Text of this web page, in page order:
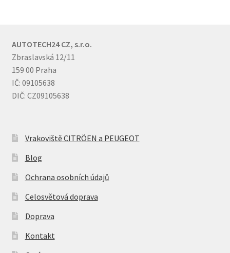
AUTOTECH24 CZ, s.r.o.
Zbraslavská 12/11
159 00 Praha
IČ: 09105638
DIČ: CZ09105638
Vrakoviště CITRÖEN a PEUGEOT
Blog
Ochrana osobních údajů
Celosvětová doprava
Doprava
Kontakt